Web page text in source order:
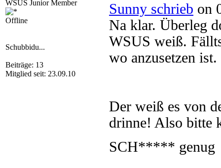
WSUS Junior Member
Offline
Schubbidu...
Beiträge: 13
Mitglied seit: 23.09.10
Sunny schrieb on
Na klar. Überleg
WSUS weiß.
wo anzusetzen
Der weiß es von
drinne! Also bitte
SCH*****